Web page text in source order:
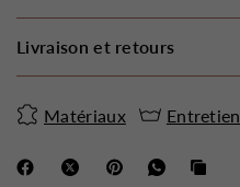
Livraison et retours
Matériaux Entretien